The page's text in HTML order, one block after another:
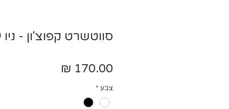
סווטשרט קפוצ'ון - ניו
צבע *